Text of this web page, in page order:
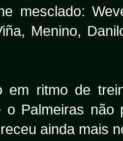
mesclado:
Menino,
em ritmo de
o Palmeiras não
ainda mais